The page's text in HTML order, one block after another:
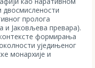
двосмислености
пролога
и Јаковљева превара).
формирања
уједињеног
монархије и